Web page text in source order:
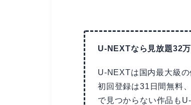
U-NEXTなら見放題32
U-NEXTは国内最大級
初回登録は31日間無料
で見つからない作品も